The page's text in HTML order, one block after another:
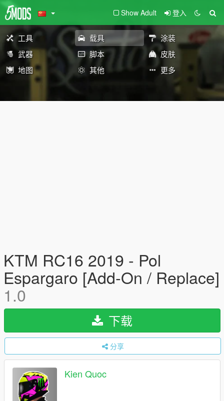
Show Adult 登入
工具 载具
涂装
武器
脚本
皮肤
地图
其他 更多
KTM RC16 2019 - Pol
Espargaro [Add-On / Replace]
1.0
下载
分享
Kien Quoc